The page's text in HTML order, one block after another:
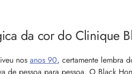
da cor do Clinique
nos anos 90, certamente lembra
de pessoa para pessoa. O Black